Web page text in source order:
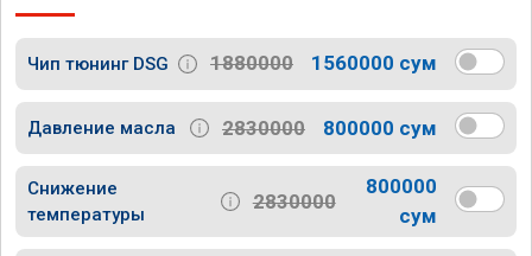
Чип тюнинг DSG 1880000 1560000 сум
Давление масла 2830000 800000 сум
Снижение
температуры
2830000
800000
сум